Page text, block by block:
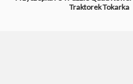
TraktorekTokarka